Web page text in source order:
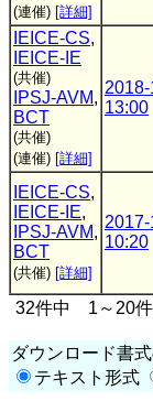
(連催) [詳細]
IEICE-CS,
IEICE-IE
(共催)
IPSJ-AVM,
BCT
(共催)
(連催) [詳細]
13:00
IEICE-CS,
IEICE-IE,
IPSJ-AVM,
BCT
(共催) [詳細]
10:20
32件中 1～20件
ダウンロード書
テキスト形式